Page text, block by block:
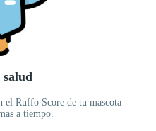
salud
el Ruffo Score de tu mascota
a tiempo.